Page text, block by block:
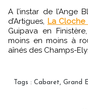
A l’instar de l’Ange
d’Artigues, La Cloche
Guipava en
moins en moins à
aînés des Champs-
Tags : Cabaret Grand